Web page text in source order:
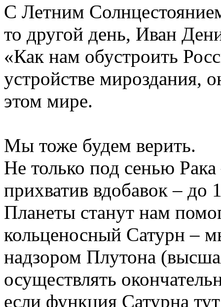
С Летним
то другой день, Иван
«Как нам обустроить
устройстве мироздания,
этом мире.
Мы тоже будем верить.
Не только под сенью
прихватив вдобавок – до
Планеты станут нам
кольценосный Сатурн –
надзором Плутона
осуществлять
если функция Сатурна